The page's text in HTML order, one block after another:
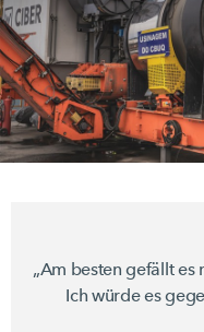
„Am besten gefällt
Ich würde es